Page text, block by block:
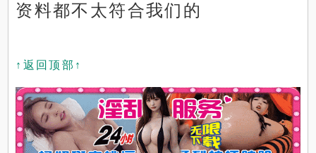
资料都不太符合我们的
↑返回顶部↑